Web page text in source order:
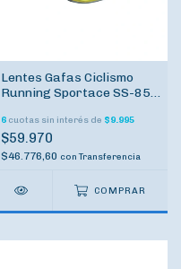
Lentes Gafas Ciclismo
Running Sportace SS-858
TRANSPARENTE ROJO
6 cuotas sin interés de $9.995
$59.970
$46.776,60 con Transferencia
COMPRAR